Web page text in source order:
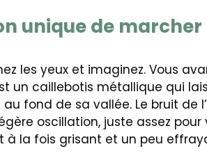
unique de
les yeux et imaginez. Vous
un caillebotis métallique qui
fond de sa vallée. Le bruit de
oscillation, juste assez
à la fois grisant et un peu